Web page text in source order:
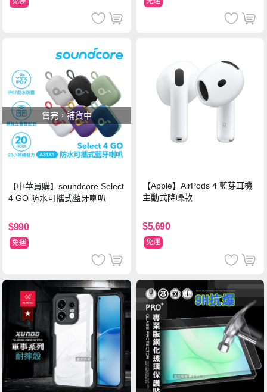
售完，補貨中
【中華員購】soundcore Select
4 GO 防水可攜式藍牙喇叭
$990
免運
【Apple】AirPods 4 藍芽耳機
主動式降噪款
$5,690
免運